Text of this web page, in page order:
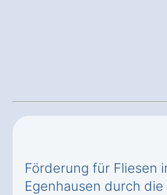
Förderung für Fliesen
Egenhausen durch die